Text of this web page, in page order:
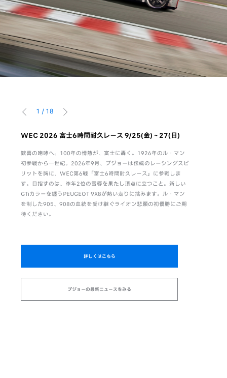
1 / 18
WEC 2026 富士6時間耐久レース 9/25(金)～27(日)
歓喜の咆哮へ。100年の情熱が、富士に轟く。1926年のル・マン
初参戦から一世紀。2026年9月、プジョーは伝統のレーシングスピ
リットを胸に、WEC第6戦「富士6時間耐久レース」に参戦しま
す。目指すのは、昨年2位の雪辱を果たし頂点に立つこと。新しい
GTiカラーを纏うPEUGEOT 9X8が熱い走りに挑みます。ル・マン
を制した905、908の血統を受け継ぐライオン悲願の初優勝にご期
待ください。
詳しくはこちら
プジョーの最新ニュースをみる